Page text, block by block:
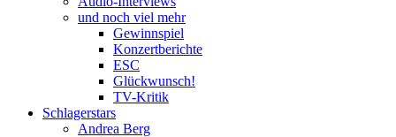
und noch viel mehr
Gewinnspiel
Konzertberichte
ESC
Glückwunsch!
TV-Kritik
Schlagerstars
Andrea Berg